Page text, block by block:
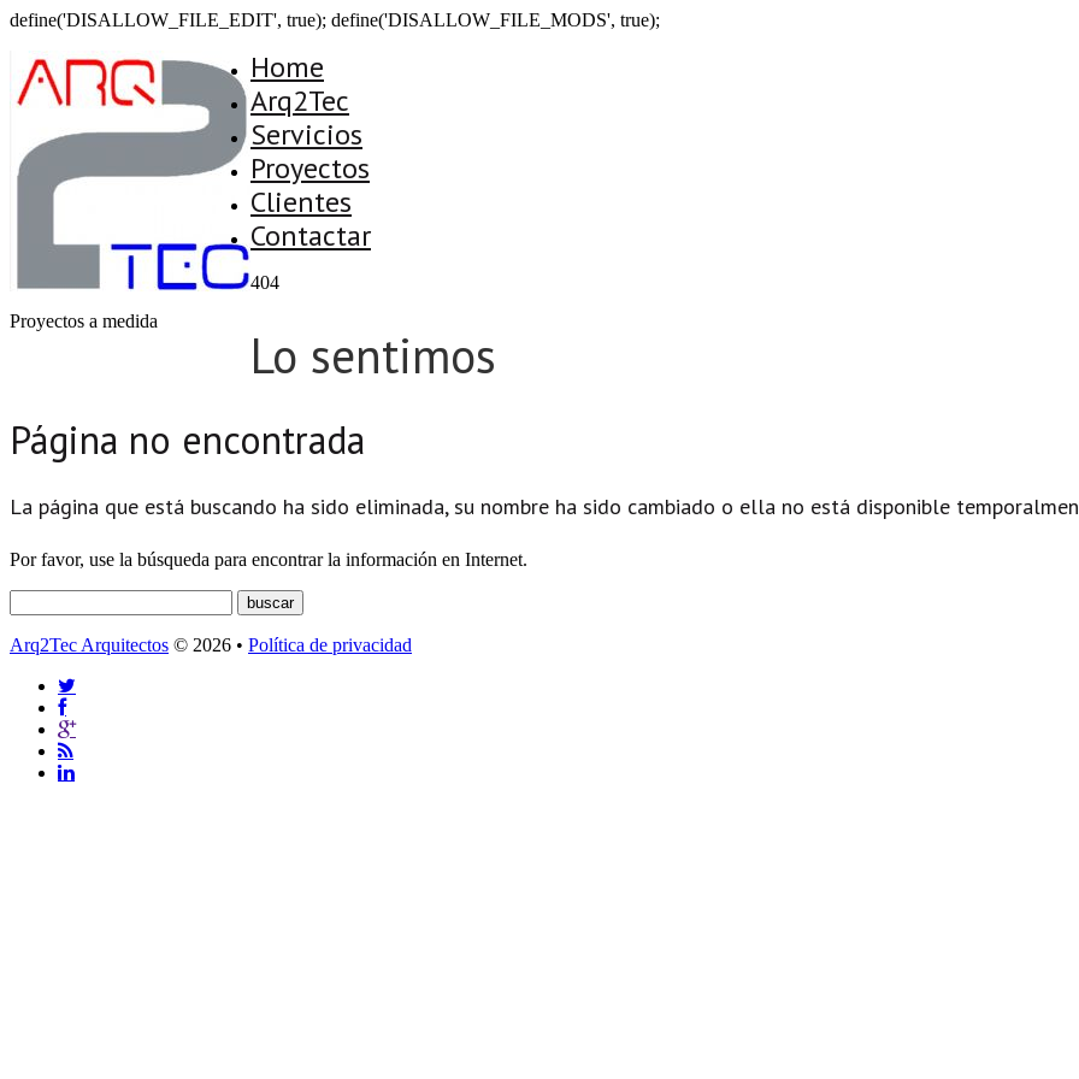
define('DISALLOW_FILE_EDIT', true); define('DISALLOW_FILE_MODS', true);
Proyectos a medida
Home
Arq2Tec
Servicios
Proyectos
Clientes
Contactar
404
Lo sentimos
Página no encontrada
La página que está buscando ha sido eliminada, su nombre ha sido cambiado o ella no está disponible
Por favor, use la búsqueda para encontrar la información en Internet.
Arq2Tec Arquitectos © 2026 • Política de privacidad